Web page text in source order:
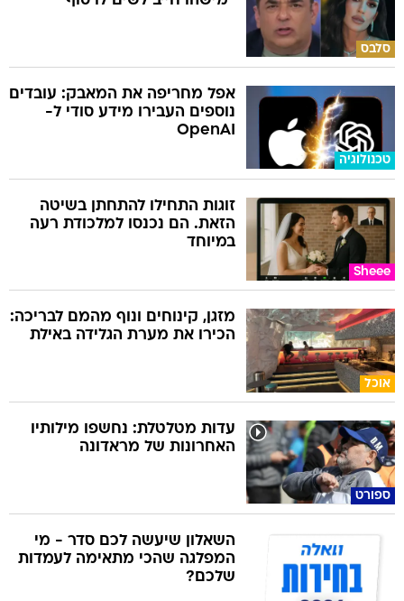
סלבס
טכנולוגיה
אפל מחריפה את המאבק: עובדים
נוספים העבירו מידע סודי ל-
OpenAI
Sheee
זוגות התחילו להתחתן בשיטה
הזאת. הם נכנסו למלכודת רעה
במיוחד
אוכל
מזגן, קינוחים ונוף מהמם לבריכה:
הכירו את מערת הגלידה באילת
ספורט
עדות מטלטלת: נחשפו מילותיו
האחרונות של מראדונה
השאלון שיעשה לכם סדר - מי
המפלגה שהכי מתאימה לעמדות
שלכם?